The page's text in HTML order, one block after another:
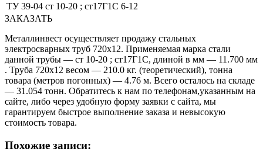
ТУ 39-04 ст 10-20 ; ст17Г1С 6-12
ЗАКАЗАТЬ
Металлинвест осуществляет продажу стальных
электросварных труб 720х12. Применяемая марка стали
данной трубы — ст 10-20 ; ст17Г1С, длиной в мм — 11.700 мм
. Труба 720х12 весом — 210.0 кг. (теоретический), тонна
товара (метров погонных) — 4.76 м. Всего осталось на складе
— 31.054 тонн. Обратитесь к нам по телефонам,указанным на
сайте, либо через удобную форму заявки с сайта, мы
гарантируем быстрое выполнение заказа и невысокую
стоимость товара.
Похожие записи: